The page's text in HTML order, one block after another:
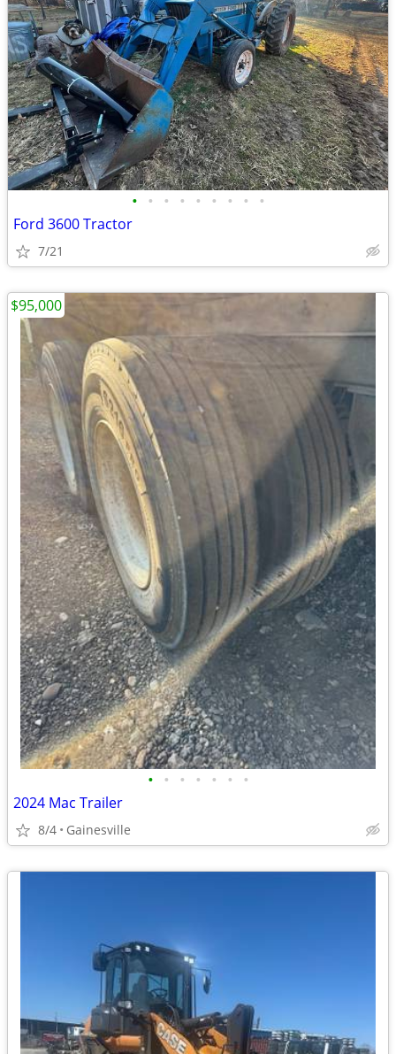
• • • • • • • • •
Ford 3600 Tractor
7/21
• • • • • • •
2024 Mac Trailer
8/4 Gainesville
$95,000